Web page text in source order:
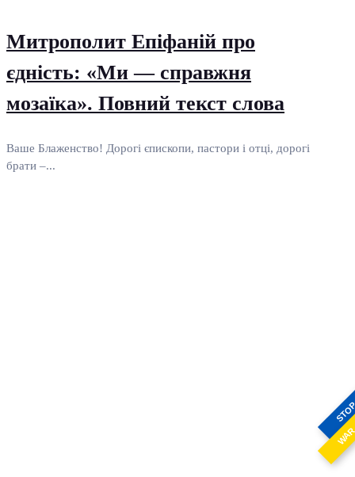
Митрополит Епіфаній про
єдність: «Ми — справжня
мозаїка». Повний текст слова
Ваше Блаженство! Дорогі єпископи, пастори і отці, дорогі
брати –...